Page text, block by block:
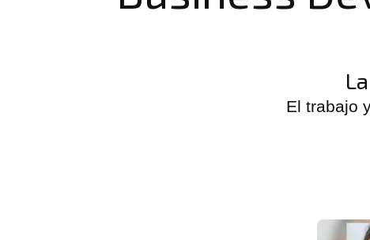
El trabajo